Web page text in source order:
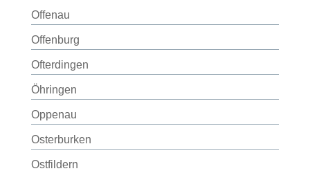
Offenau
Offenburg
Ofterdingen
Öhringen
Oppenau
Osterburken
Ostfildern